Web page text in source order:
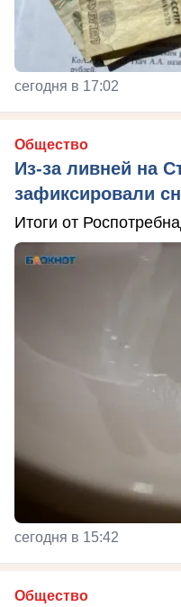
сегодня в 17:02
Общество
Из-за ливней на
зафиксировали
Итоги от
сегодня в 15:42
Общество